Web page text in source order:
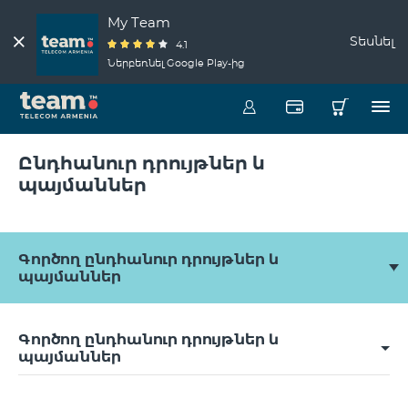
My Team
4.1
Ներբեռնել Google Play-ից
Տեսնել
Ընդհանուր դրույթներ և
պայմաններ
Գործող ընդհանուր դրույթներ և
պայմաններ
Գործող ընդհանուր դրույթներ և
պայմաններ